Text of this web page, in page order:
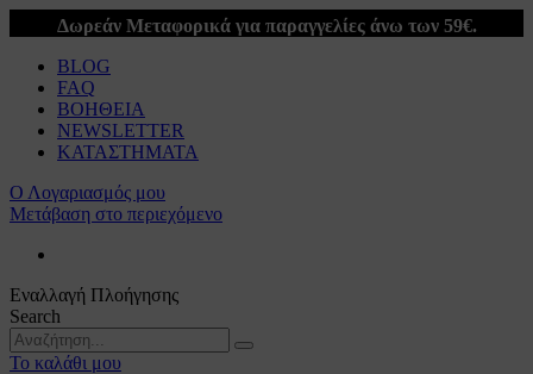
Δωρεάν Μεταφορικά για παραγγελίες άνω των 59€.
BLOG
FAQ
ΒΟΗΘΕΙΑ
NEWSLETTER
ΚΑΤΑΣΤΗΜΑΤΑ
Ο Λογαριασμός μου
Μετάβαση στο περιεχόμενο
Εναλλαγή Πλοήγησης
Search
Το καλάθι μου